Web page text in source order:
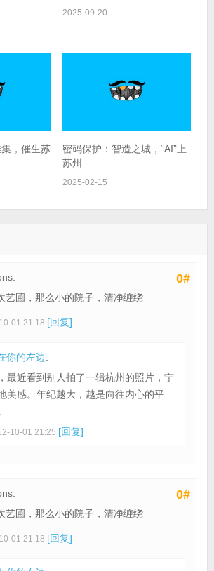
2025-09-20
，催生苏
密码保护：智造之城，“AI”上
苏州
2025-02-15
0#
艺圃，那么小的院子，清净缠绕
01 21:18 [回复]
你的左边:
最近看到别人拍了一辑杭州的照片，宁
美感。年纪越大，越是向往内心的平
10-01 21:25 [回复]
0#
艺圃，那么小的院子，清净缠绕
01 21:18 [回复]